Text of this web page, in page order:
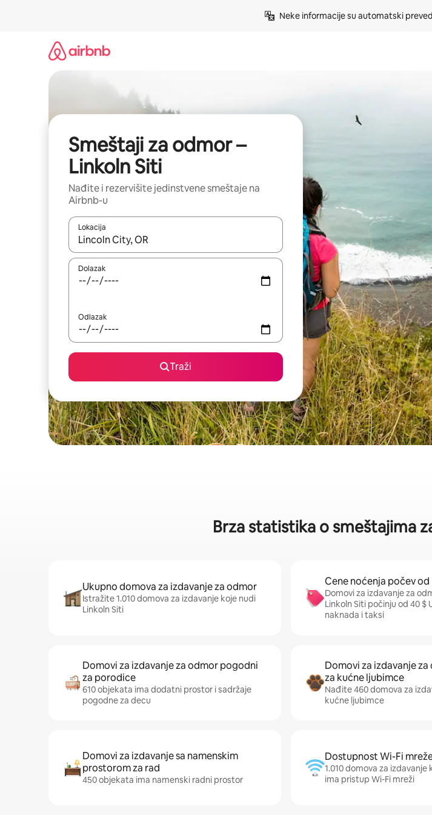
Neke informacije su automatski
Smeštaji za odmor –
Linkoln Siti
Nađite i rezervišite jedinstvene smeštaje na
Airbnb-u
Lokacija
Kad su rezultati dostupni, možete da se krećete kroz njih pomoću strelica nagore i nadole,
Dolazak
Odlazak
Traži
Brza statistika o smeštajima
Ukupno domova za izdavanje za odmor
Istražite 1.010 domova za izdavanje koje nudi
Linkoln Siti
Cene noćenja počev od
Domovi za izdavanje za
Linkoln Siti počinju od 40 $
naknada i taksi
Domovi za izdavanje za odmor pogodni
za porodice
610 objekata ima dodatni prostor i sadržaje
pogodne za decu
Domovi za izdavanje
za kućne ljubimce
Nađite 460 domova za
kućne ljubimce
Domovi za izdavanje sa namenskim
prostorom za rad
450 objekata ima namenski radni prostor
Dostupnost Wi-Fi
1.010 domova za izdavanje
ima pristup Wi-Fi mreži